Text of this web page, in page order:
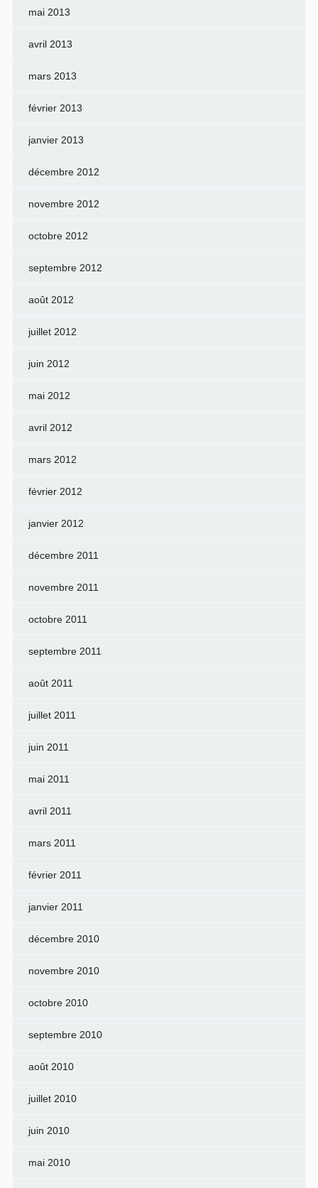
mai 2013
avril 2013
mars 2013
février 2013
janvier 2013
décembre 2012
novembre 2012
octobre 2012
septembre 2012
août 2012
juillet 2012
juin 2012
mai 2012
avril 2012
mars 2012
février 2012
janvier 2012
décembre 2011
novembre 2011
octobre 2011
septembre 2011
août 2011
juillet 2011
juin 2011
mai 2011
avril 2011
mars 2011
février 2011
janvier 2011
décembre 2010
novembre 2010
octobre 2010
septembre 2010
août 2010
juillet 2010
juin 2010
mai 2010